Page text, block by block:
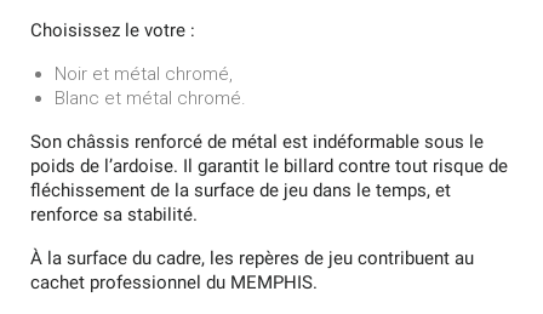
Choisissez le votre :
Noir et métal chromé,
Blanc et métal chromé.
Son châssis renforcé de métal est indéformable sous le
poids de l’ardoise. Il garantit le billard contre tout risque de
fléchissement de la surface de jeu dans le temps, et
renforce sa stabilité.
À la surface du cadre, les repères de jeu contribuent au
cachet professionnel du MEMPHIS.